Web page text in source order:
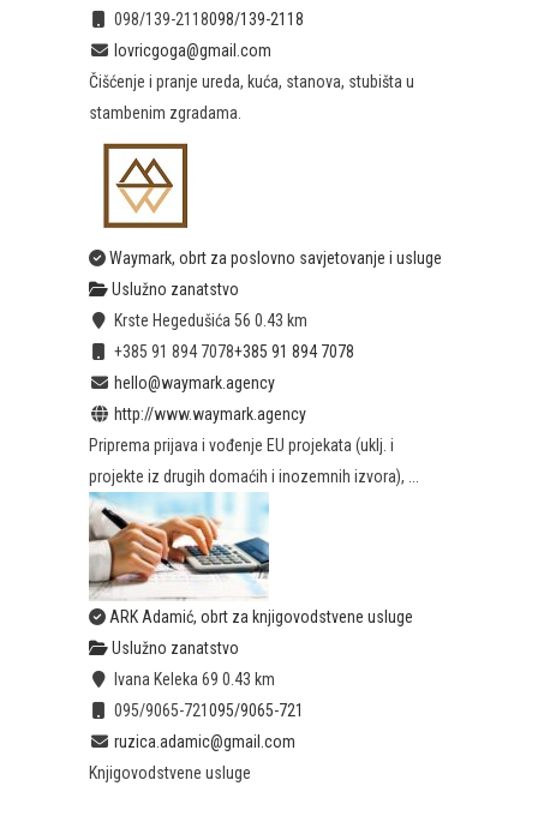
098/139-2118098/139-2118
lovricgoga@gmail.com
Čišćenje i pranje ureda, kuća, stanova, stubišta u
stambenim zgradama.
Waymark, obrt za poslovno savjetovanje i usluge
Uslužno zanatstvo
Krste Hegedušića 56 0.43 km
+385 91 894 7078+385 91 894 7078
hello@waymark.agency
http://www.waymark.agency
Priprema prijava i vođenje EU projekata (uklj. i
projekte iz drugih domaćih i inozemnih izvora), ...
ARK Adamić, obrt za knjigovodstvene usluge
Uslužno zanatstvo
Ivana Keleka 69 0.43 km
095/9065-721095/9065-721
ruzica.adamic@gmail.com
Knjigovodstvene usluge